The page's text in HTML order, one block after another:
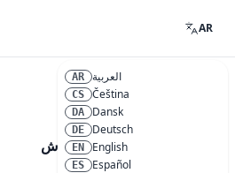
AR
AR العربية
CS Čeština
DA Dansk
DE Deutsch
EN English
ES Español